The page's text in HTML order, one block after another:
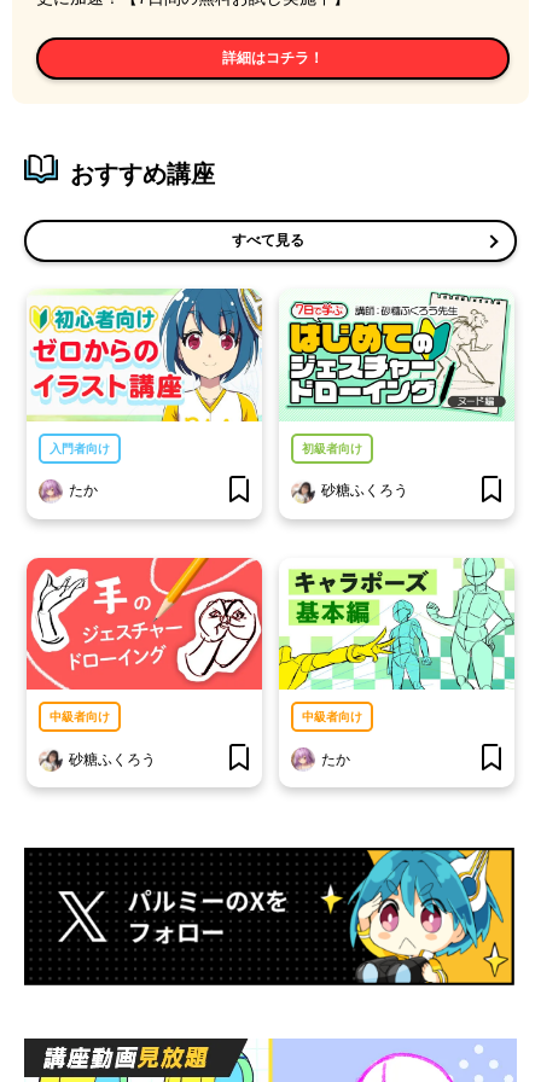
詳細はコチラ！
おすすめ講座
すべて見る
入門者向け
たか
初級者向け
砂糖ふくろう
中級者向け
砂糖ふくろう
中級者向け
たか